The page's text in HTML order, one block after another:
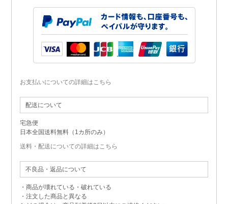
お支払いについての詳細はこちら
配送について
宅急便
日本全国送料無料（1カ所のみ）
送料・配送についての詳細はこちら
不良品・返品について
・商品が壊れている・破れている
・注文した商品と異なる